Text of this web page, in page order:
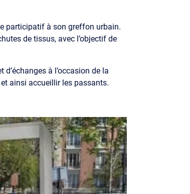
participatif à son greffon urbain.
de tissus, avec l’objectif de
à l’occasion de la
ainsi accueillir les passants.